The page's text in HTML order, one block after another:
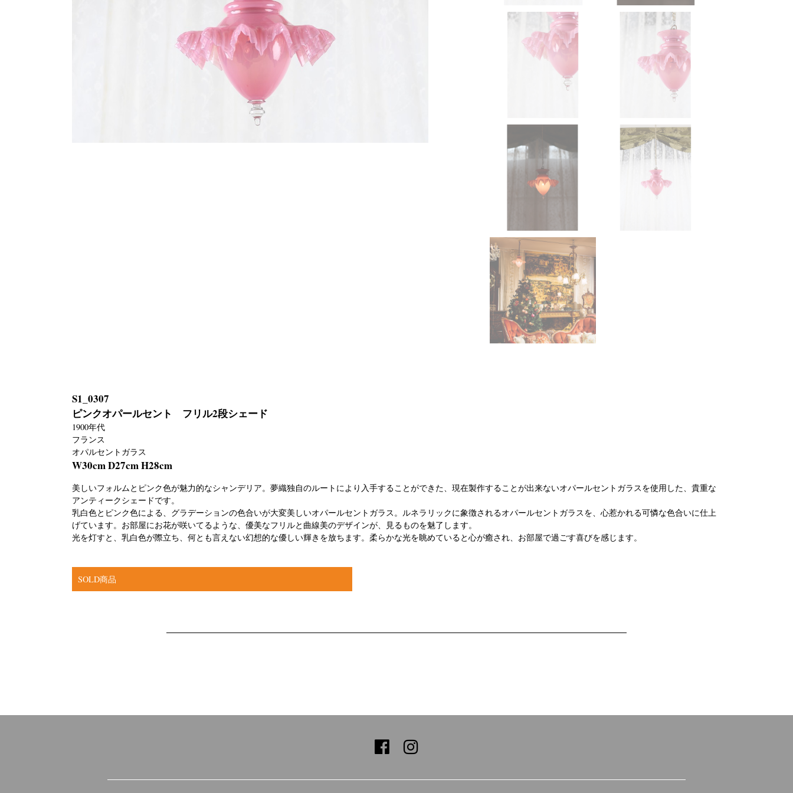
S1_0307
ピンクオパールセント フリル2段シェード
1900年代
フランス
オパルセントガラス
W30cm D27cm H28cm
美しいフォルムとピンク色が魅力的なシャンデリア。夢織独自のルートにより入手することができた、現在製作することが出来ないオパールセントガラスを使用した、貴重な
アンティークシェードです。
乳白色とピンク色による、グラデーションの色合いが大変美しいオパールセントガラス。ルネラリックに象徴されるオパールセントガラスを、心惹かれる可憐な色合いに仕上
げています。お部屋にお花が咲いてるような、優美なフリルと曲線美のデザインが、見るものを魅了します。
光を灯すと、乳白色が際立ち、何とも言えない幻想的な優しい輝きを放ちます。柔らかな光を眺めていると心が癒され、お部屋で過ごす喜びを感じます。
SOLD商品